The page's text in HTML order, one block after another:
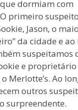
dormiam com
primeiro
Jason, o
da cidade e ao
suspeitamos
e
Merlotte’s. Ao
outros
surpreendente.